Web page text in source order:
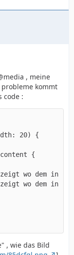
, meine
kommt
code :
, wie das Bild